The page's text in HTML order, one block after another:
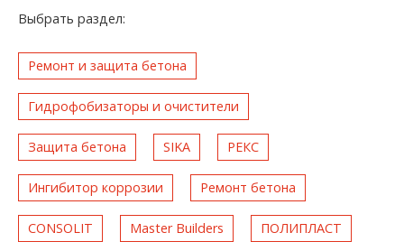
Выбрать раздел:
Ремонт и защита бетона
Гидрофобизаторы и очистители
Защита бетона SIKA РЕКС
Ингибитор коррозии Ремонт бетона
CONSOLIT Master Builders ПОЛИПЛАСТ